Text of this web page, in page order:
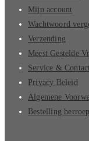
Mijn account
Wachtwoord
Verzending
Meest Gestelde
Service & Contact
Privacy Beleid
Algemene
Bestelling